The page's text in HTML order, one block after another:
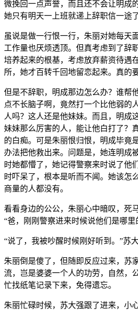
微挽回一点声誉，而且还不会让明成
她只有明天一上班就递上辞职信一途了
虽说是做一行恨一行，朱丽对她每天
工作量也厌烦透顶。但真考虑到了辞
培养起来的根基，考虑放弃薪资待遇
所，她才百转千回地留恋起来。真的
但是不辞职，明成那边怎么办？谁帮
点不长脑子啊，竟然打一个比他弱的
人吗？这人还是他妹妹。而且，明成
妹妹那么厉害的人，能让他白打了？
的白痴。可是朱丽恨归恨，明成毕竟
办法把他救出来。问题是，她连明成
时她都懵了，她记得警察来时说了他
时吓呆了，根本是听而不闻。她该怎
商量的人都没有。
看看身边的公公，朱丽心中暗叹，死
“爸，刚刚警察进来时候说他们是哪里
“说了，我被吵醒时候刚好听到。”苏
朱丽倒是傻了，但随即反应过来，苏
流，岂是婆婆一个人的功劳，自然，
忙找纸笔记录下来，免得遗忘。
朱丽忙碌时候，苏大强跟了进来，小